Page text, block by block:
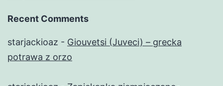
Recent Comments
starjackioaz - Giouvetsi (Juveci) – grecka
potrawa z orzo